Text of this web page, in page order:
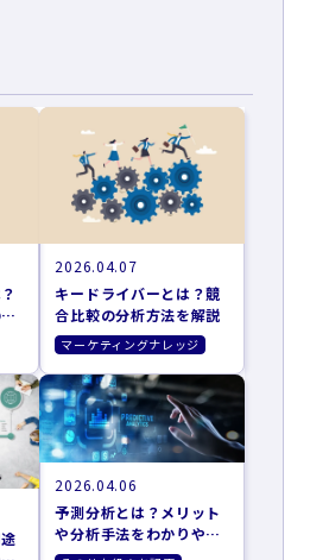
2026.04.07
キードライバーとは？競
合比較の分析方法を解説
マーケティングナレッジ
2026.04.06
予測分析とは？メリット
や分析手法をわかりやす
く解説